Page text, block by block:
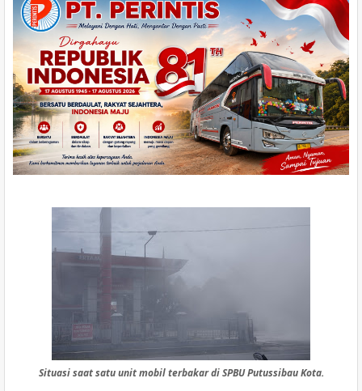
Situasi saat satu unit mobil terbakar di SPBU Putussibau Kota.